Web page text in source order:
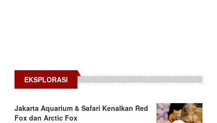
EKSPLORASI
Jakarta Aquarium & Safari Kenalkan Red
Fox dan Arctic Fox